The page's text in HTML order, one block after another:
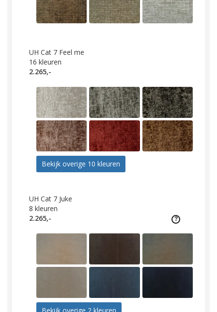
UH Cat 7 Feel me
16 kleuren
2.265,-
Bekijk overige 10 kleuren
UH Cat 7 Juke
8 kleuren
2.265,-
Bekijk overige 2 kleuren